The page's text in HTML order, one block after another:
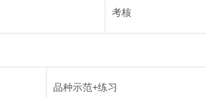
考核
品种示范+练习